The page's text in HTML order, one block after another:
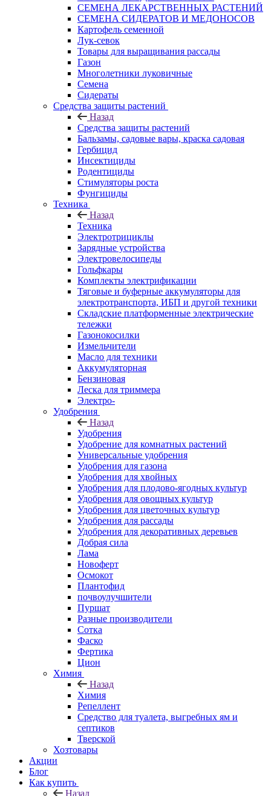
СЕМЕНА ЛЕКАРСТВЕННЫХ РАСТЕНИЙ
СЕМЕНА СИДЕРАТОВ И МЕДОНОСОВ
Картофель семенной
Лук-севок
Товары для выращивания рассады
Газон
Многолетники луковичные
Семена
Сидераты
Средства защиты растений
Назад
Средства защиты растений
Бальзамы, садовые вары, краска садовая
Гербицид
Инсектициды
Родентициды
Стимуляторы роста
Фунгициды
Техника
Назад
Техника
Электротрициклы
Зарядные устройства
Электровелосипеды
Гольфкары
Комплекты электрификации
Тяговые и буферные аккумуляторы для
электротранспорта, ИБП и другой техники
Складские платформенные электрические
тележки
Газонокосилки
Измельчители
Масло для техники
Аккумуляторная
Бензиновая
Леска для триммера
Электро-
Удобрения
Назад
Удобрения
Удобрение для комнатных растений
Универсальные удобрения
Удобрения для газона
Удобрения для хвойных
Удобрения для плодово-ягодных культур
Удобрения для овощных культур
Удобрения для цветочных культур
Удобрения для рассады
Удобрения для декоративных деревьев
Добрая сила
Лама
Новоферт
Осмокот
Плантофид
почвоулучшители
Пуршат
Разные производители
Сотка
Фаско
Фертика
Цион
Химия
Назад
Химия
Репеллент
Средство для туалета, выгребных ям и
септиков
Тверской
Хозтовары
Акции
Блог
Как купить
Назад